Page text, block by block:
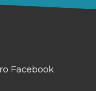
Facebook